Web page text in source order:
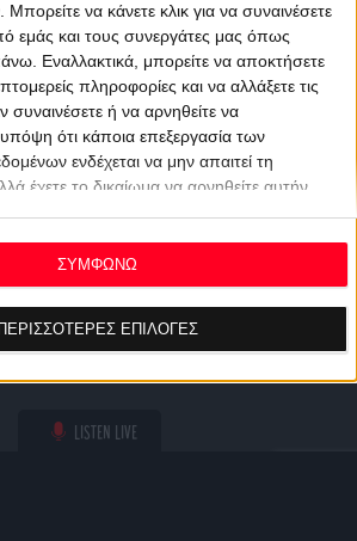
να κάνετε κλικ για να συναινέσετε
εμάς και τους συνεργάτες μας όπως
Εναλλακτικά, μπορείτε να αποκτήσετε
πληροφορίες και να αλλάξετε τις
συναινέσετε ή να αρνηθείτε να
ότι κάποια επεξεργασία των
ενδέχεται να μην απαιτεί τη
έχετε το δικαίωμα να αρνηθείτε αυτήν
σας ανά πάσα στιγμή
τον ιστότοπο και κάνοντας κλικ στο
κάτω μέρος της ιστοσελίδας.
ΠΕΡΙΣΣΟΤΕΡΕΣ ΕΠΙΛΟΓΕΣ
ΣΥΜΦΩΝΩ
LISTEN LIVE